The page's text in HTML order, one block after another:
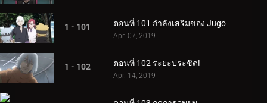
1 - 101 ตอนที่ 101 กำลังเสริมของ Jugo
Apr. 07, 2019
1 - 102 ตอนที่ 102 ระยะประชิด!
Apr. 14, 2019